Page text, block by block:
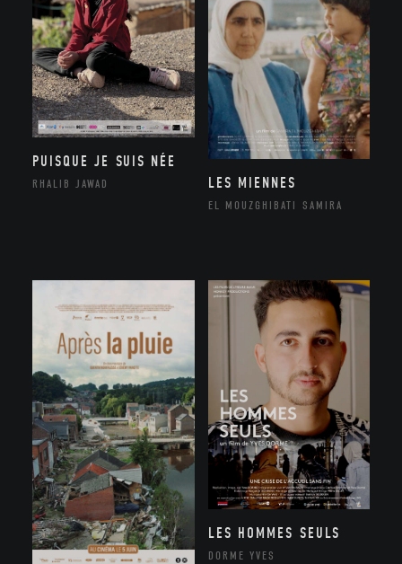
PUISQUE JE SUIS NÉE
RHALIB JAWAD LES MIENNES
EL MOUZGHIBATI SAMIRA
LES HOMMES SEULS
DORME YVES